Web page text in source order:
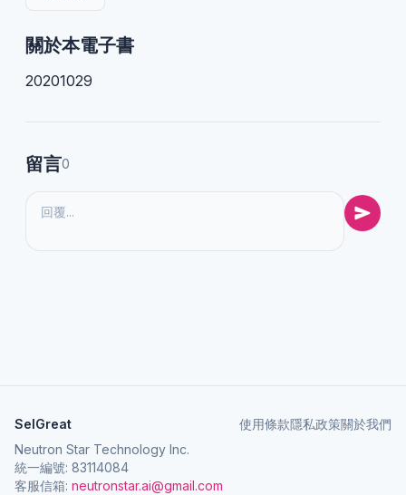
關於本電子書
20201029
留言0
SelGreat
Neutron Star Technology Inc.
統一編號: 83114084
客服信箱: neutronstar.ai@gmail.com
使用條款隱私政策關於我們